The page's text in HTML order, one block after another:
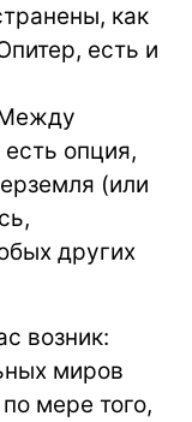
как
есть и
Между
опция,
(или
других
возник:
миров
мере того,